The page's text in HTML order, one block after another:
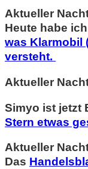
Aktueller
Heute habe
was Klarmobil
versteht.
Aktueller
Simyo ist jetzt
Stern etwas
Aktueller
Das